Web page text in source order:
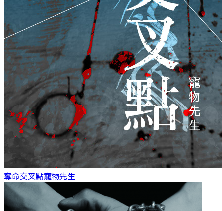
奪命交叉點寵物先生